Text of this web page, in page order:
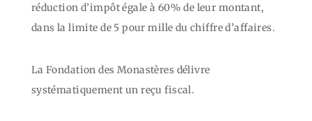
réduction d’impôt égale à 60% de leur montant,
dans la limite de 5 pour mille du chiffre d’affaires.
La Fondation des Monastères délivre
systématiquement un reçu fiscal.